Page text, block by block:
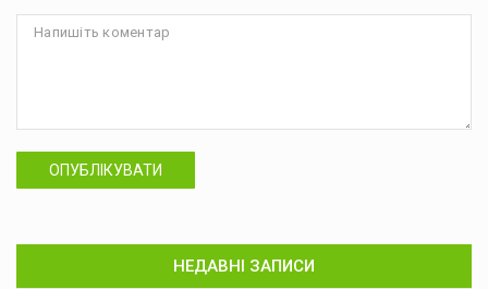
ОПУБЛІКУВАТИ
НЕДАВНІ ЗАПИСИ